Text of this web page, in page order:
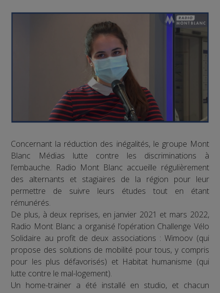
Concernant la réduction des inégalités, le groupe Mont
Blanc Médias lutte contre les discriminations à
l’embauche. Radio Mont Blanc accueille régulièrement
des alternants et stagiaires de la région pour leur
permettre de suivre leurs études tout en étant
rémunérés.
De plus, à deux reprises, en janvier 2021 et mars 2022,
Radio Mont Blanc a organisé l’opération Challenge Vélo
Solidaire au profit de deux associations : Wimoov (qui
propose des solutions de mobilité pour tous, y compris
pour les plus défavorisés) et Habitat humanisme (qui
lutte contre le mal-logement).
Un home-trainer a été installé en studio, et chacun